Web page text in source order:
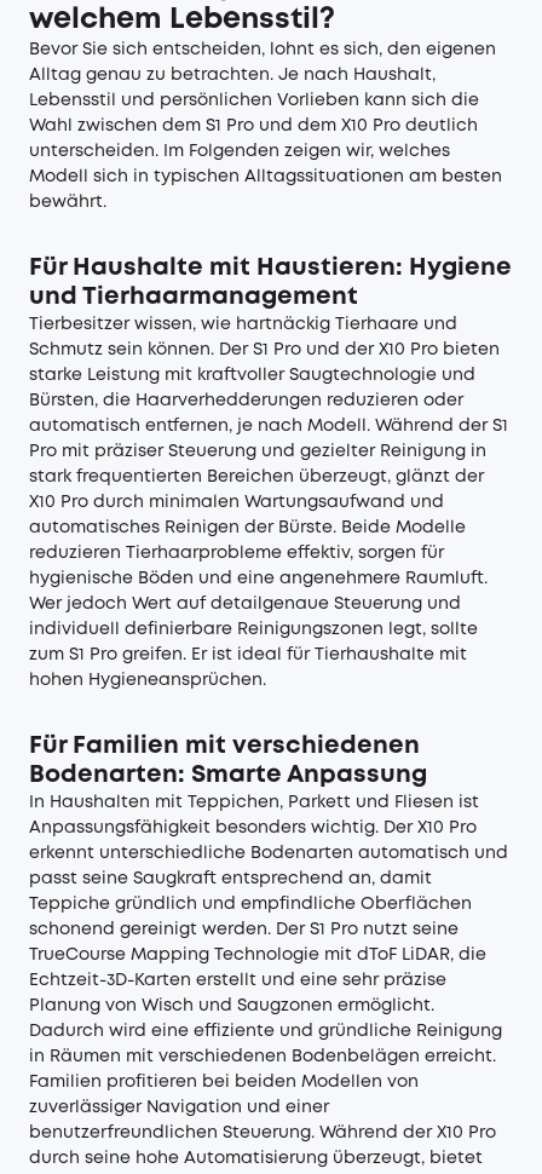
welchem Lebensstil?
Bevor Sie sich entscheiden, lohnt es sich, den eigenen
Alltag genau zu betrachten. Je nach Haushalt,
Lebensstil und persönlichen Vorlieben kann sich die
Wahl zwischen dem S1 Pro und dem X10 Pro deutlich
unterscheiden. Im Folgenden zeigen wir, welches
Modell sich in typischen Alltagssituationen am besten
bewährt.
Für Haushalte mit Haustieren: Hygiene
und Tierhaarmanagement
Tierbesitzer wissen, wie hartnäckig Tierhaare und
Schmutz sein können. Der S1 Pro und der X10 Pro bieten
starke Leistung mit kraftvoller Saugtechnologie und
Bürsten, die Haarverhedderungen reduzieren oder
automatisch entfernen, je nach Modell. Während der S1
Pro mit präziser Steuerung und gezielter Reinigung in
stark frequentierten Bereichen überzeugt, glänzt der
X10 Pro durch minimalen Wartungsaufwand und
automatisches Reinigen der Bürste. Beide Modelle
reduzieren Tierhaarprobleme effektiv, sorgen für
hygienische Böden und eine angenehmere Raumluft.
Wer jedoch Wert auf detailgenaue Steuerung und
individuell definierbare Reinigungszonen legt, sollte
zum S1 Pro greifen. Er ist ideal für Tierhaushalte mit
hohen Hygieneansprüchen.
Für Familien mit verschiedenen
Bodenarten: Smarte Anpassung
In Haushalten mit Teppichen, Parkett und Fliesen ist
Anpassungsfähigkeit besonders wichtig. Der X10 Pro
erkennt unterschiedliche Bodenarten automatisch und
passt seine Saugkraft entsprechend an, damit
Teppiche gründlich und empfindliche Oberflächen
schonend gereinigt werden. Der S1 Pro nutzt seine
TrueCourse Mapping Technologie mit dToF LiDAR, die
Echtzeit-3D-Karten erstellt und eine sehr präzise
Planung von Wisch und Saugzonen ermöglicht.
Dadurch wird eine effiziente und gründliche Reinigung
in Räumen mit verschiedenen Bodenbelägen erreicht.
Familien profitieren bei beiden Modellen von
zuverlässiger Navigation und einer
benutzerfreundlichen Steuerung. Während der X10 Pro
durch seine hohe Automatisierung überzeugt, bietet